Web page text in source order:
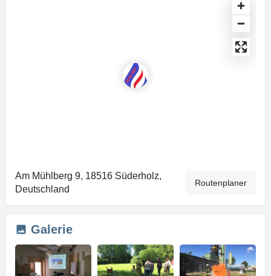
Am Mühlberg 9, 18516 Süderholz,
Deutschland
Routenplaner
Galerie